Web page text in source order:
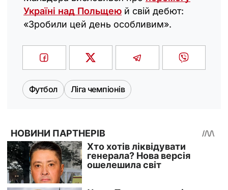
Україні над Польщею й свій дебют:
«Зробили цей день особливим».
Футбол Ліга чемпіонів